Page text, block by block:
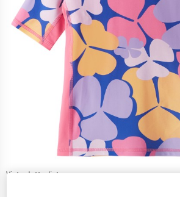
Viste dettagliate